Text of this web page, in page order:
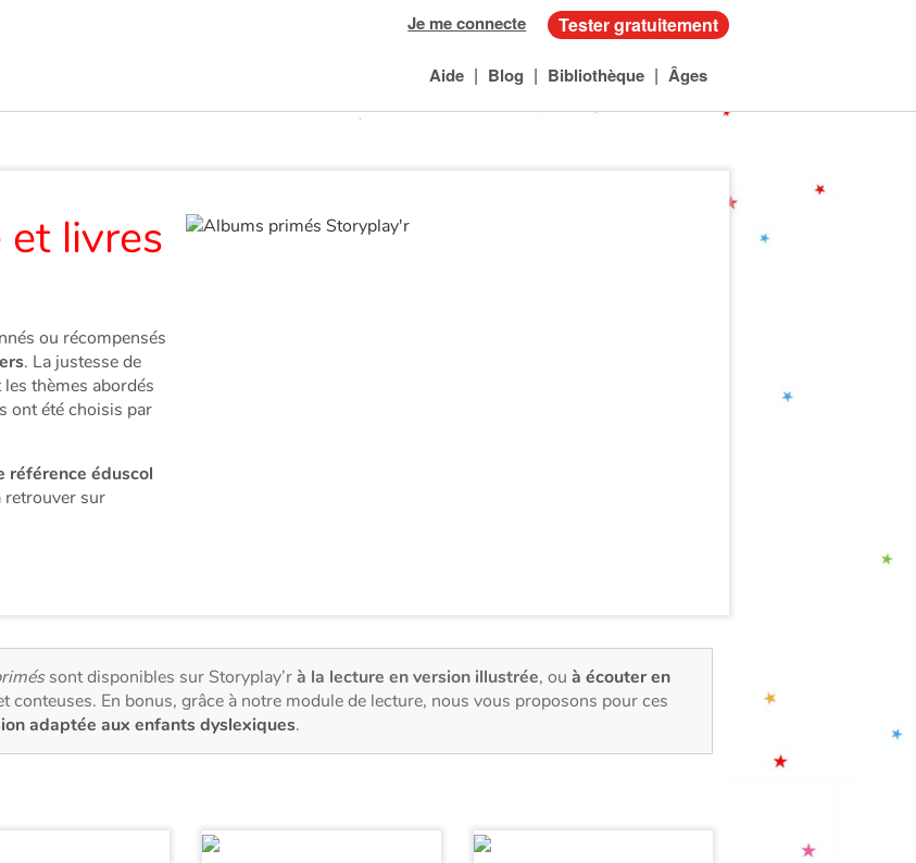
Je me connecte Tester gratuitement
Aide | Blog | Bibliothèque | Âges
livres
ou récompensés
. La justesse de
thèmes abordés
ont été choisis par
référence éduscol
retrouver sur
sont disponibles sur Storyplay’rà la lecture en version illustrée, ou à écouter en
conteuses. En bonus, grâce à notre module de lecture, nous vous proposons pour ces
adaptée aux enfants dyslexiques.